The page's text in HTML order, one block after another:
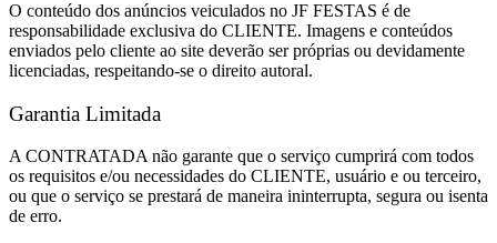
O conteúdo dos anúncios veiculados no JF FESTAS é de
responsabilidade exclusiva do CLIENTE. Imagens e conteúdos
enviados pelo cliente ao site deverão ser próprias ou devidamente
licenciadas, respeitando-se o direito autoral.
Garantia Limitada
A CONTRATADA não garante que o serviço cumprirá com todos
os requisitos e/ou necessidades do CLIENTE, usuário e ou terceiro,
ou que o serviço se prestará de maneira ininterrupta, segura ou isenta
de erro.